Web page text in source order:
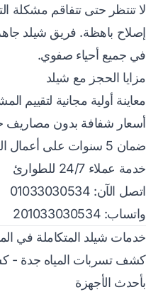
لا تنتظر حتى تتفاقم مشكلة
إصلاح باهظة. فريق شيلد
في جميع أحياء صفوي.
مزايا الحجز مع شيلد
معاينة أولية مجانية لتقييم
أسعار شفافة بدون مصاريف
ضمان 5 سنوات على أعمال الإصلاح
خدمة عملاء 24/7 للطوارئ
اتصل الآن: 01033030534
واتساب: 201033030534
خدمات شيلد المتكاملة في
كشف تسربات المياه جدة -
بأحدث الأجهزة